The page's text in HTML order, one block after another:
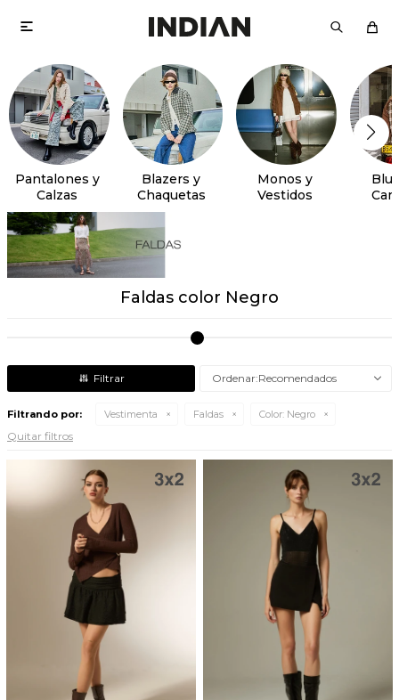

Pantalones y
Calzas
Blazers y
Chaquetas
Monos y
Vestidos
Faldas color Negro
Recomendados
Filtrando por: Vestimenta Faldas Color: Negro
Quitar filtros